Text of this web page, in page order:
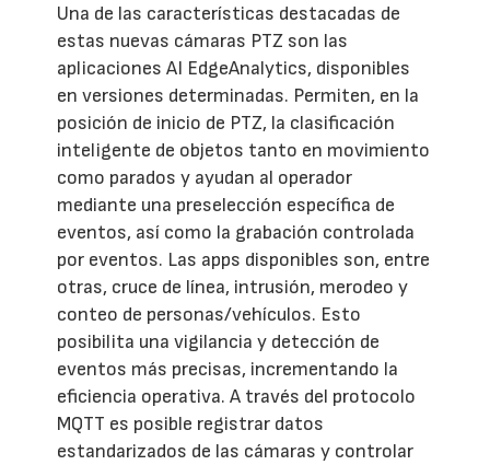
Una de las características destacadas de
estas nuevas cámaras PTZ son las
aplicaciones AI EdgeAnalytics, disponibles
en versiones determinadas. Permiten, en la
posición de inicio de PTZ, la clasificación
inteligente de objetos tanto en movimiento
como parados y ayudan al operador
mediante una preselección específica de
eventos, así como la grabación controlada
por eventos. Las apps disponibles son, entre
otras, cruce de línea, intrusión, merodeo y
conteo de personas/vehículos. Esto
posibilita una vigilancia y detección de
eventos más precisas, incrementando la
eficiencia operativa. A través del protocolo
MQTT es posible registrar datos
estandarizados de las cámaras y controlar